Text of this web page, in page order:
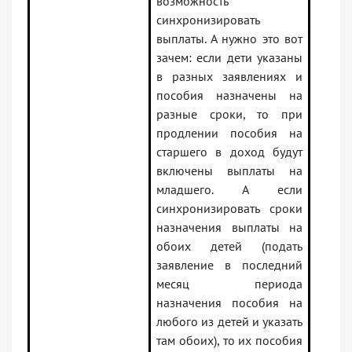
синхронизировать
выплаты. А нужно это вот
зачем: если дети указаны
в разных заявлениях и
пособия назначены на
разные сроки, то при
продлении пособия на
старшего в доход будут
включены выплаты на
младшего. А если
синхронизировать сроки
назначения выплаты на
обоих детей (подать
заявление в последний
месяц периода
назначения пособия на
любого из детей и указать
там обоих), то их пособия